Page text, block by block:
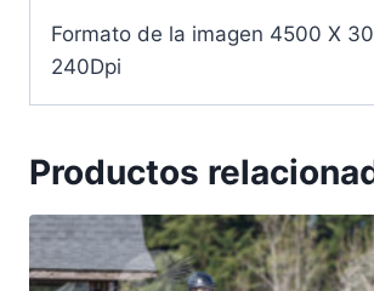
Formato de la imagen 4500 X
240Dpi
Productos